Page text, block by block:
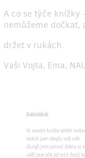
A co se týče knížky
nemůžeme dočkat,
držet v rukách.
Vaši Vojta, Ema,